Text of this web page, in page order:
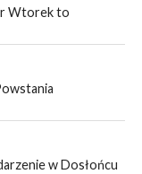
Wtorek to
w Dosłońcu